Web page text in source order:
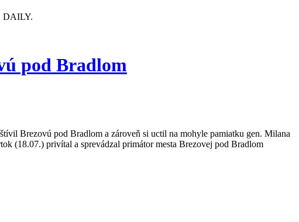
DAILY.
pod Bradlom
Brezovú pod Bradlom a zároveň si uctil na mohyle pamiatku gen. Milana
(18.07.) privítal a sprevádzal primátor mesta Brezovej pod Bradlom